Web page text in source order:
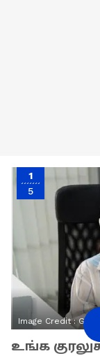
1
5
Image Credit :Getty
உங்க